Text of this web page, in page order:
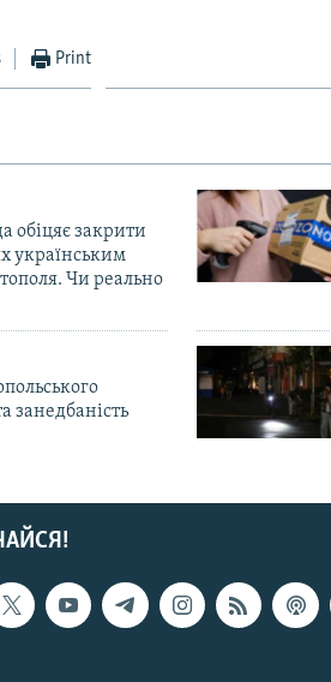
Print
обіцяє закрити
українським
Чи реально
занедбаність